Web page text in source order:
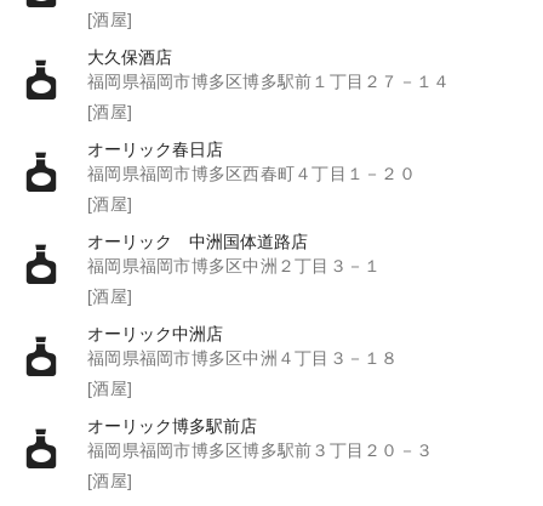
[酒屋]
大久保酒店
福岡県福岡市博多区博多駅前１丁目２７－１４
[酒屋]
オーリック春日店
福岡県福岡市博多区西春町４丁目１－２０
[酒屋]
オーリック 中洲国体道路店
福岡県福岡市博多区中洲２丁目３－１
[酒屋]
オーリック中洲店
福岡県福岡市博多区中洲４丁目３－１８
[酒屋]
オーリック博多駅前店
福岡県福岡市博多区博多駅前３丁目２０－３
[酒屋]